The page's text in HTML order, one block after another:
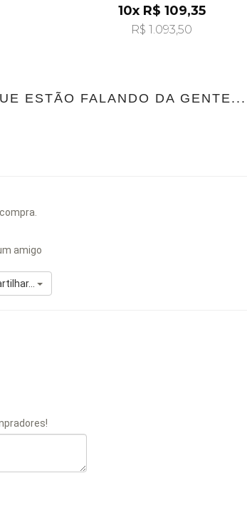
10x R$ 109,35
R$ 1.093,50
ESTÃO FALANDO DA GENTE...
amigo